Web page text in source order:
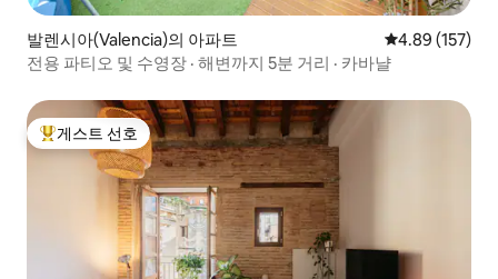
발렌시아(Valencia)의 아파트 평점 4.89점(5
4.89 (157)
전용 파티오 및 수영장 · 해변까지 5분 거리 · 카바냘
상위 게스트 선호
게스트 선호